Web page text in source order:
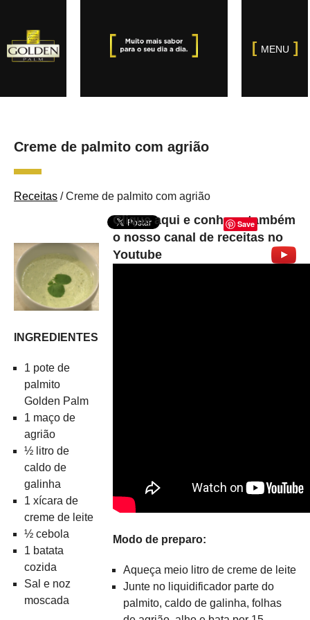
MENU
Creme de palmito com agrião
Receitas /Creme de palmito com agrião
Save
INGREDIENTES
1 pote de
palmito
Golden Palm
1 maço de
agrião
½ litro de
caldo de
galinha
1 xícara de
creme de leite
½ cebola
1 batata
cozida
Sal e noz
moscada
Clique aqui e conheça também
o nosso canal de receitas no
Youtube
Modo de preparo:
Aqueça meio litro de creme de leite
Junte no liquidificador parte do
palmito, caldo de galinha, folhas